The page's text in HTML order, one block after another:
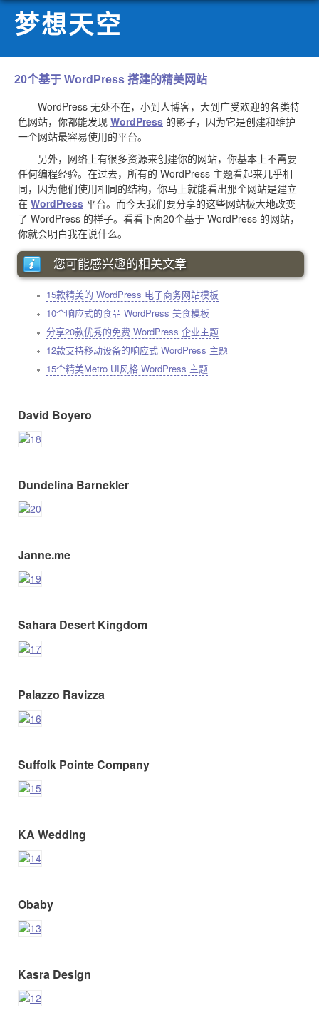
梦想天空
20个基于 WordPress 搭建的精美网站
WordPress 无处不在，小到人博客，大到广受欢迎的各类特
色网站，你都能发现 WordPress 的影子，因为它是创建和维护
一个网站最容易使用的平台。
另外，网络上有很多资源来创建你的网站，你基本上不需要
任何编程经验。在过去，所有的 WordPress 主题看起来几乎相
同，因为他们使用相同的结构，你马上就能看出那个网站是建立
在 WordPress 平台。而今天我们要分享的这些网站极大地改变
了 WordPress 的样子。看看下面20个基于 WordPress 的网站，
你就会明白我在说什么。
您可能感兴趣的相关文章
15款精美的 WordPress 电子商务网站模板
10个响应式的食品 WordPress 美食模板
分享20款优秀的免费 WordPress 企业主题
12款支持移动设备的响应式 WordPress 主题
15个精美Metro UI风格 WordPress 主题
David Boyero
Dundelina Barnekler
Janne.me
Sahara Desert Kingdom
Palazzo Ravizza
Suffolk Pointe Company
KA Wedding
Obaby
Kasra Design